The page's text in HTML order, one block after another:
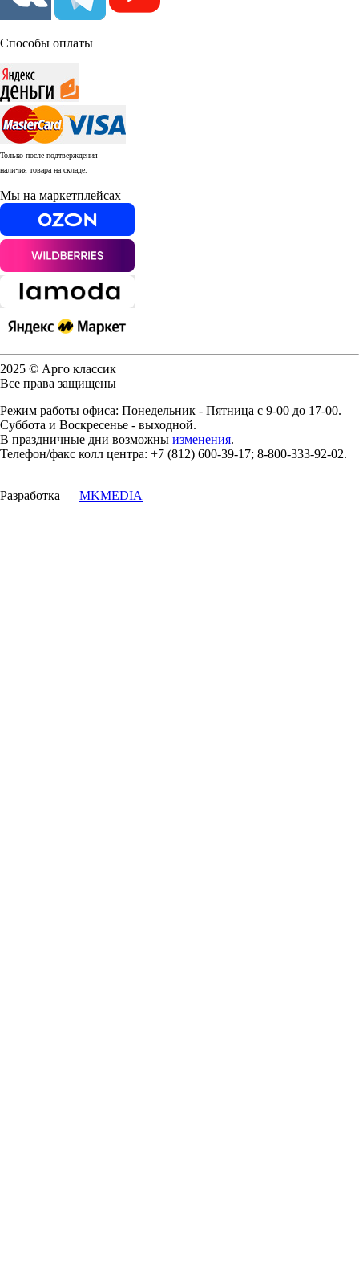
Способы оплаты
Только после подтверждения
наличия товара на складе.
Мы на маркетплейсах
2025 © Арго классик
Все права защищены
Режим работы офиса: Понедельник - Пятница с 9-00 до 17-00.
Суббота и Воскресенье - выходной.
В праздничные дни возможны изменения.
Телефон/факс колл центра: +7 (812) 600-39-17; 8-800-333-92-02.
Разработка — MKMEDIA